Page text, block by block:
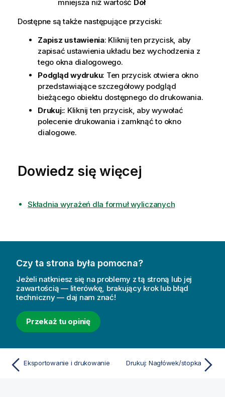
mniejsza niż wartość Dół
Dostępne są także następujące przyciski:
Zapisz ustawienia: Kliknij ten przycisk, aby
zapisać ustawienia układu bez wychodzenia z
tego okna dialogowego.
Podgląd wydruku: Ten przycisk otwiera okno
przedstawiające szczegółowy podgląd
bieżącego obiektu dostępnego do drukowania.
Drukuj:: Kliknij ten przycisk, aby wywołać
polecenie drukowania i zamknąć to okno
dialogowe.
Dowiedz się więcej
Składnia wyrażeń dla formuł wyliczanych
Czy ta strona była pomocna?
Jeżeli natkniesz się na problemy z tą stroną lub jej
zawartością — literówkę, brakujący krok lub błąd
techniczny — daj nam znać!
Przekaż tu opinię
Eksportowanie i drukowanie Drukuj: Nagłówek/stopka